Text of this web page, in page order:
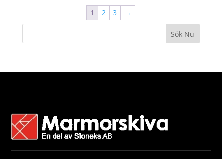
through
3927 kr
1 2 3 →
Sök Nu